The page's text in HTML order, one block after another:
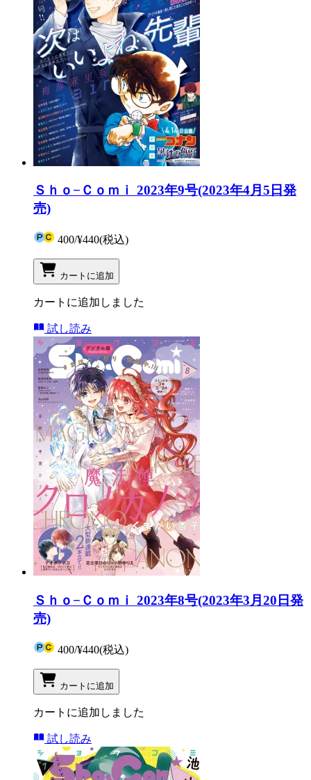
Ｓｈｏ−Ｃｏｍｉ 2023年9号(2023年4月5日発
売)
400/¥440(税込)
カートに追加
カートに追加しました
試し読み
Ｓｈｏ−Ｃｏｍｉ 2023年8号(2023年3月20日発
売)
400/¥440(税込)
カートに追加
カートに追加しました
試し読み